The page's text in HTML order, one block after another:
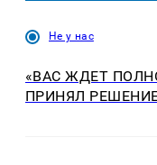
Не у нас
«ВАС ЖДЕТ
ПРИНЯЛ РЕШЕНИЕ